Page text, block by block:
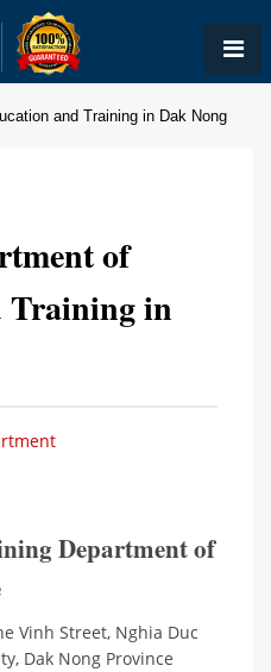
and Training in Dak Nong
of
Training in
Department of
Vinh Street, Nghia Duc
Dak Nong Province